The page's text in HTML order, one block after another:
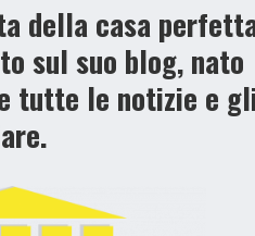
della casa
sul suo blog, nato
tutte le notizie e